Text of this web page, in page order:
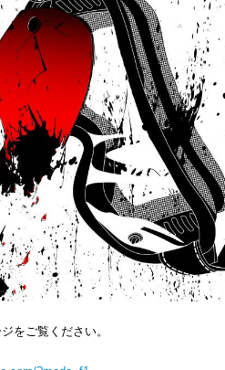
をご覧ください。